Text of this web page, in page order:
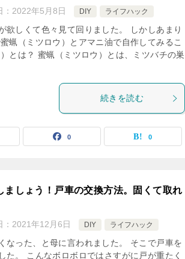
2022年5月8日 DIY ライフハック
欲しくて色々見て回りました。 しかしあまり
蝋（ミツロウ）とアマニ油で自作してみるこ
とは？ 蜜蝋（ミツロウ）とは、ミツバチの巣
続きを読む
0 0
ましょう！戸車の交換方法。固くて取れ
2021年12月6日 DIY ライフハック
なった、と母に言われました。 そこで戸車を
た。 こんなボロボロではさすがに戸が重たく